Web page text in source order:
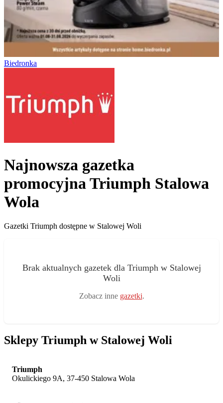
Biedronka
Najnowsza gazetka
promocyjna Triumph Stalowa
Wola
Gazetki Triumph dostępne w Stalowej Woli
Brak aktualnych gazetek dla Triumph w Stalowej
Woli
Zobacz inne gazetki.
Sklepy Triumph w Stalowej Woli
Triumph
Okulickiego 9A, 37-450 Stalowa Wola